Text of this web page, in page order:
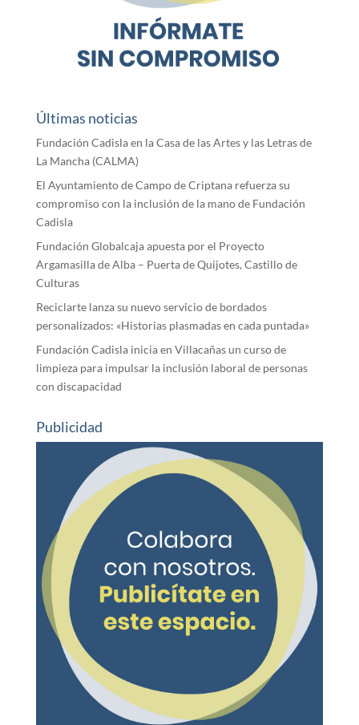
Últimas noticias
Fundación Cadisla en la Casa de las Artes y las Letras de
La Mancha (CALMA)
El Ayuntamiento de Campo de Criptana refuerza su
compromiso con la inclusión de la mano de Fundación
Cadisla
Fundación Globalcaja apuesta por el Proyecto
Argamasilla de Alba – Puerta de Quijotes, Castillo de
Culturas
Reciclarte lanza su nuevo servicio de bordados
personalizados: «Historias plasmadas en cada puntada»
Fundación Cadisla inicia en Villacañas un curso de
limpieza para impulsar la inclusión laboral de personas
con discapacidad
Publicidad